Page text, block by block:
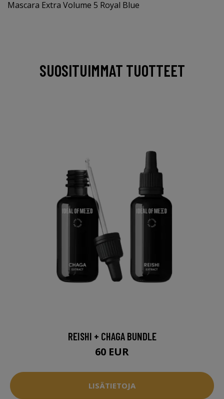
Mascara Extra Volume 5 Royal Blue
SUOSITUIMMAT TUOTTEET
REISHI + CHAGA BUNDLE
60 EUR
LISÄTIETOJA